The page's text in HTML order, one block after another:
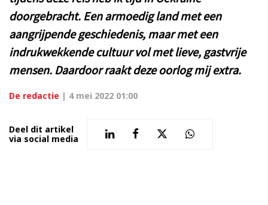
doorgebracht. Een armoedig land met een
aangrijpende geschiedenis, maar met een
indrukwekkende cultuur vol met lieve, gastvrije
mensen. Daardoor raakt deze oorlog mij extra.
De redactie | 4 mei 2022 01:00
Deel dit artikel
via social media